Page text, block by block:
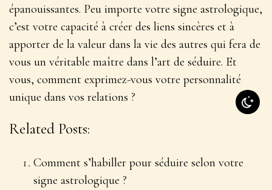
épanouissantes. Peu importe votre signe astrologique,
c’est votre capacité à créer des liens sincères et à
apporter de la valeur dans la vie des autres qui fera de
vous un véritable maître dans l’art de séduire. Et
vous, comment exprimez-vous votre personnalité
unique dans vos relations ?
Related Posts:
Comment s’habiller pour séduire selon votre
signe astrologique ?